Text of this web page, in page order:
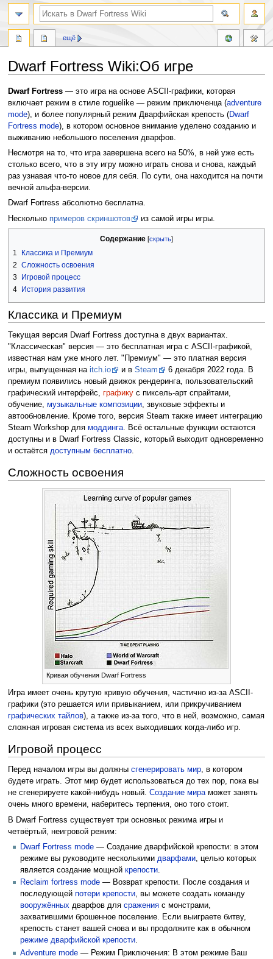
Dwarf Fortress Wiki:Об игре
Перейти
к
навигации
Перейти
к
поиску
Dwarf Fortress— это игра на основе ASCII-графики, которая
включает режим в стиле roguelike — режим приключенца (adventure
mode), и более популярный режим Дварфийская крепость (Dwarf
Fortress mode), в котором основное внимание уделено созданию и
выживанию небольшого поселения дварфов.
Несмотря на то, что игра завершена всего на 50%, в ней уже есть
столько всего, что в эту игру можно играть снова и снова, каждый
раз узнавая что-то новое для себя. По сути, она находится на почти
вечной альфа-версии.
Dwarf Fortress абсолютно бесплатна.
Несколько примеров скриншотов из самой игры игры.
Содержание
1
Классика и Премиум
2 Сложность освоения
3
Игровой процесс
4
История развития
Классика и Премиум
Текущая версия Dwarf Fortress доступна в двух вариантах.
"Классическая" версия — это бесплатная игра с ASCII-графикой,
известная нам уже много лет. "Премиум" — это платная версия
игры, выпущенная на itch.io и в Steam
6 декабря 2022 года. В
премиум появились новый движок рендеринга, пользовательский
графический интерфейс, графикус пиксель-арт спрайтами,
обучение, музыкальные композиции, звуковые эффекты и
автообновление. Кроме того, версия Steam также имеет интеграцию
Steam Workshop для моддинга. Всё остальные функции остаются
доступны и в Dwarf Fortress Classic, который выходит одновременно
и остаётся доступным бесплатно.
Сложность освоения
Кривая обучения Dwarf Fortress
Игра имеет очень крутую кривую обучения, частично из-за ASCII-
графики (это решается или привыканием, или прикручиванием
графических тайлов), а также из-за того, что в ней, возможно, самая
сложная игровая система из всех выходивших когда-либо игр.
Игровой процесс
Перед началом игры вы должны сгенерировать мир, в котором
будете играть. Этот мир будет использоваться до тех пор, пока вы
не сгенерируете какой-нибудь новый. Создание мираможет занять
очень много времени, наберитесь терпения, оно того стоит.
В Dwarf Fortress существует три основных режима игры и
четвёртый, неигровой режим:
Dwarf Fortress mode — Создание дварфийской крепости: в этом
режиме вы руководите несколькими дварфами, целью которых
является создание мощной крепости.
Reclaim fortress mode — Возврат крепости. После создания и
последующей потери крепости, вы можете создать команду
вооружённых дварфов для сражения с монстрами,
захватившими брошенное поселение. Если выиграете битву,
крепость станет вашей снова и вы продолжите как в обычном
режиме дварфийской крепости.
Adventure mode — Режим Приключения: В этом режиме Ваш
ещё
поиск